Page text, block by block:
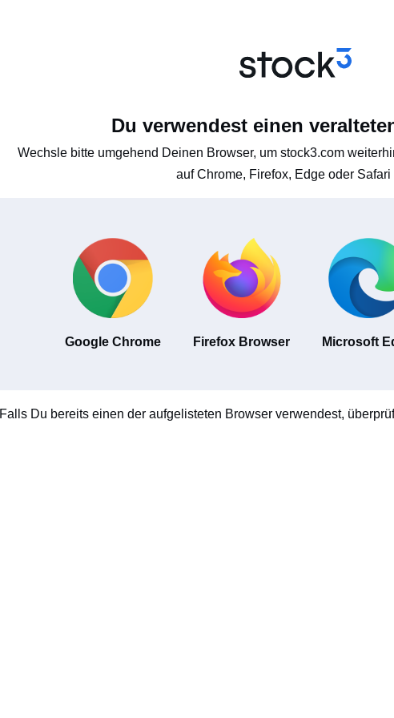
Du verwendest einen
Wechsle bitte umgehend Deinen Browser, um stock3.com
auf Chrome, Firefox, Edge oder Safari
Google Chrome Firefox Browser Microsoft
Falls Du bereits einen der aufgelisteten Browser verwendest,